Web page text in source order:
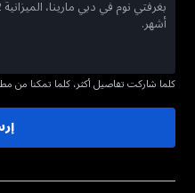
كلما شاركت تفاصيل أكثر، كلما تمكنا